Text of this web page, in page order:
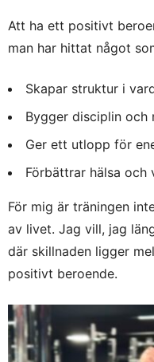
Att ha ett positivt
man har hittat något
Skapar struktur i
Bygger disciplin och
Ger ett utlopp för
Förbättrar hälsa och
För mig är träningen
av livet. Jag vill, jag
där skillnaden ligger
positivt beroende.